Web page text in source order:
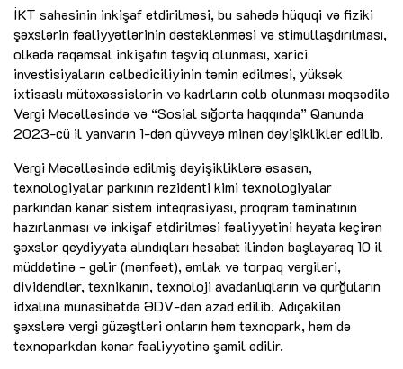
İKT sahəsinin inkişaf etdirilməsi, bu sahədə hüquqi və fiziki
şəxslərin fəaliyyətlərinin dəstəklənməsi və stimullaşdırılması,
ölkədə rəqəmsal inkişafın təşviq olunması, xarici
investisiyaların cəlbediciliyinin təmin edilməsi, yüksək
ixtisaslı mütəxəssislərin və kadrların cəlb olunması məqsədilə
Vergi Məcəlləsində və “Sosial sığorta haqqında” Qanunda
2023-cü il yanvarın 1-dən qüvvəyə minən dəyişikliklər edilib.
Vergi Məcəlləsində edilmiş dəyişikliklərə əsasən,
texnologiyalar parkının rezidenti kimi texnologiyalar
parkından kənar sistem inteqrasiyası, proqram təminatının
hazırlanması və inkişaf etdirilməsi fəaliyyətini həyata keçirən
şəxslər qeydiyyata alındıqları hesabat ilindən başlayaraq 10 il
müddətinə - gəlir (mənfəət), əmlak və torpaq vergiləri,
dividendlər, texnikanın, texnoloji avadanlıqların və qurğuların
idxalına münasibətdə ƏDV-dən azad edilib. Adıçəkilən
şəxslərə vergi güzəştləri onların həm texnopark, həm də
texnoparkdan kənar fəaliyyətinə şamil edilir.